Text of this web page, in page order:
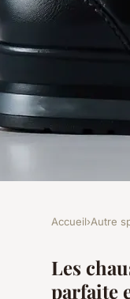
de
Accueil›Autre
Les
parfaite